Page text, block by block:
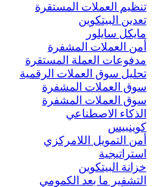
تنظيم العملات المستقرة
تعدين البيتكوين
مايكل سايلور
أمن العملات المشفرة
مدفوعات العملة المستقرة
تحليل سوق العملات الرقمية
سوق العملات المشفرة
سوق العملات المشفرة
الذكاء الاصطناعي
كوينبيس
أمن التمويل اللامركزي
استراتيجية
خزانة البيتكوين
التشفير ما بعد الكمومي